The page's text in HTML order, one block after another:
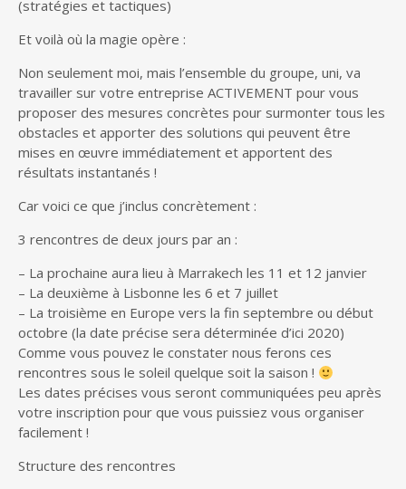
(stratégies et tactiques)
Et voilà où la magie opère :
Non seulement moi, mais l’ensemble du groupe, uni, va
travailler sur votre entreprise ACTIVEMENT pour vous
proposer des mesures concrètes pour surmonter tous les
obstacles et apporter des solutions qui peuvent être
mises en œuvre immédiatement et apportent des
résultats instantanés !
Car voici ce que j’inclus concrètement :
3 rencontres de deux jours par an :
– La prochaine aura lieu à Marrakech les 11 et 12 janvier
– La deuxième à Lisbonne les 6 et 7 juillet
– La troisième en Europe vers la fin septembre ou début
octobre (la date précise sera déterminée d’ici 2020)
Comme vous pouvez le constater nous ferons ces
rencontres sous le soleil quelque soit la saison !
Les dates précises vous seront communiquées peu après
votre inscription pour que vous puissiez vous organiser
facilement !
Structure des rencontres